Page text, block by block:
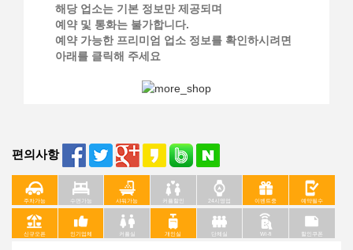
해당 업소는 기본 정보만 제공되며
예약 및 통화는 불가합니다.
예약 가능한 프리미엄 업소 정보를 확인하시려면
아래를 클릭해 주세요
편의사항
주차가능 수면가능 샤워가능 커플할인 24시영업 이벤트중 예약필수
신규오픈 인기업체 커플실 개인실 단체실 Wi-fi 할인쿠폰